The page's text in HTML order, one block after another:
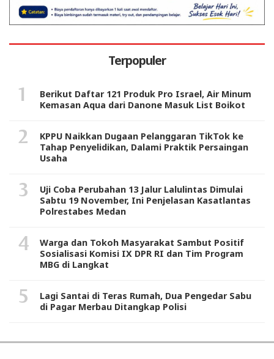
Terpopuler
Berikut Daftar 121 Produk Pro Israel, Air Minum
Kemasan Aqua dari Danone Masuk List Boikot
KPPU Naikkan Dugaan Pelanggaran TikTok ke
Tahap Penyelidikan, Dalami Praktik Persaingan
Usaha
Uji Coba Perubahan 13 Jalur Lalulintas Dimulai
Sabtu 19 November, Ini Penjelasan Kasatlantas
Polrestabes Medan
Warga dan Tokoh Masyarakat Sambut Positif
Sosialisasi Komisi IX DPR RI dan Tim Program
MBG di Langkat
Lagi Santai di Teras Rumah, Dua Pengedar Sabu
di Pagar Merbau Ditangkap Polisi